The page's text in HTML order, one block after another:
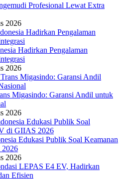
Profesional Lewat Extra
2026
Hadirkan Pengalaman
2026
Migasindo: Garansi Andil untuk
2026
Edukasi Publik Soal Keamanan
2026